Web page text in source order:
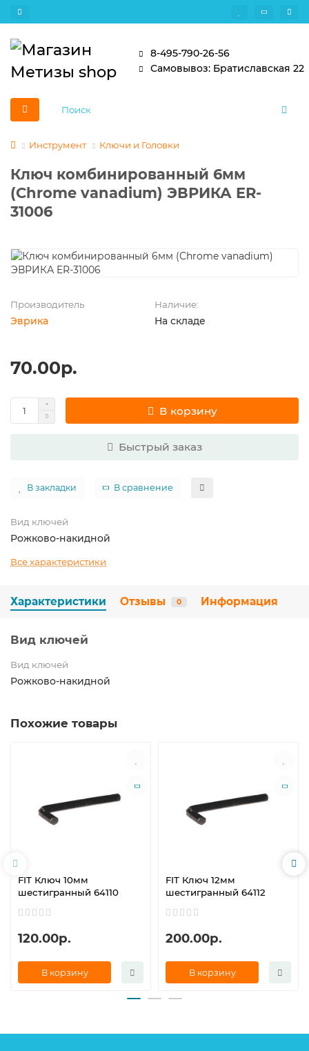
8-495-790-26-56
Самовывоз: Братиславская 22
Инструмент Ключи и Головки
Ключ комбинированный 6мм
(Chrome vanadium) ЭВРИКА ER-
31006
Производитель
Эврика
Наличие:
На складе
70.00р.
В корзину
Быстрый заказ
В закладки В сравнение
Вид ключей
Рожково-накидной
Все характеристики
Характеристики Отзывы 0 Информация
Вид ключей
Вид ключей
Рожково-накидной
Похожие товары
FIT Ключ 10мм
шестигранный 64110
120.00р.
В корзину
FIT Ключ 12мм
шестигранный 64112
200.00р.
В корзину